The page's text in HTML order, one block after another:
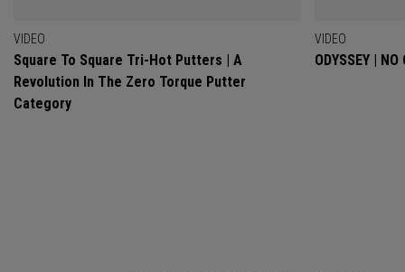
VIDEO
Square To Square Tri-Hot Putters | A
Revolution In The Zero Torque Putter
Category
VIDEO
ODYSSEY |